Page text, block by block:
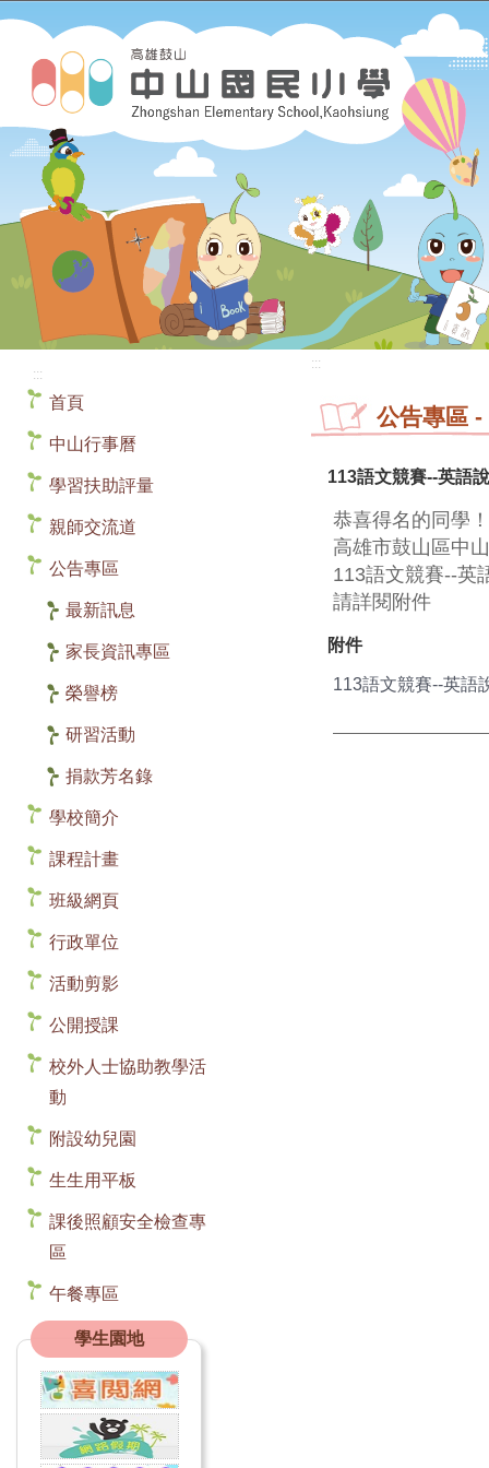
:::
首頁
中山行事曆
學習扶助評量
親師交流道
公告專區
最新訊息
家長資訊專區
榮譽榜
研習活動
捐款芳名錄
學校簡介
課程計畫
班級網頁
行政單位
活動剪影
公開授課
校外人士協助教學活
動
附設幼兒園
生生用平板
課後照顧安全檢查專
區
午餐專區
學生園地
:::
公告專區 -
113語文競賽--英語
恭喜得名的同學！
高雄市鼓山區中
113語文競賽--英
請詳閱附件
附件
113語文競賽--英語